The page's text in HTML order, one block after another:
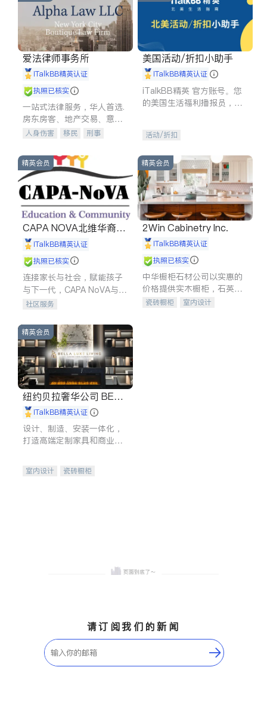
爱法律师事务所
iTalkBB精英认证
执照已核实
一站式法律服务，华人首选.
房东房客、地产交易、意外
伤害、车祸重伤、商业诉
建筑合同、刑事案件全包办
人身伤害 移民
刑事
信托/遗嘱
商业
索赔
律师-其它 保释
美国活动/折扣小助手
iTalkBB精英认证
iTalkBB精英 官方账号。您
的美国生活福利播报员，精
专属福利。
活动/折扣
精英会员
CAPA NOVA北维华裔家
长会iTalkBB精英认证
执照已核实
连接家长与社会，赋能孩子
与下一代，CAPA NoVA与您
携手建设包容、公平、充满
社区服务
精英会员
2Win Cabinetry Inc.
iTalkBB精英认证
执照已核实
中华橱柜石材公司以实惠的
价格提供实木橱柜，石英石
台面，多种优质不锈钢水
瓷砖橱柜
室内设计
精英会员
纽约贝拉奢华公司 BELL
A LUXE
iTalkBB精英认证
设计、制造、安装一体化，
打造高端定制家具和商业空
室内设计
瓷砖橱柜
请订阅我们的新闻